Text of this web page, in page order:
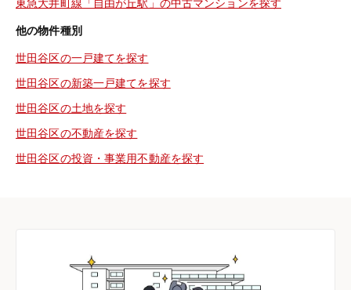
東急大井町線「自由が丘駅」の中古マンションを探す
他の物件種別
世田谷区の一戸建てを探す
世田谷区の新築一戸建てを探す
世田谷区の土地を探す
世田谷区の不動産を探す
世田谷区の投資・事業用不動産を探す